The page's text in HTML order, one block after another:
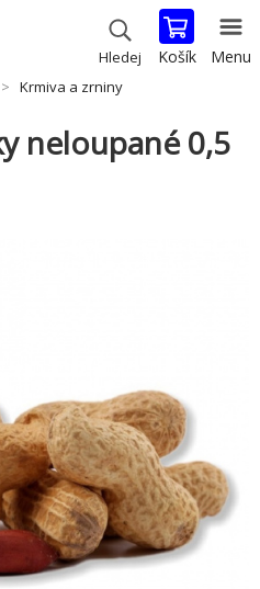
Hledej Košík Menu
Krmiva a zrniny
neloupané 0,5